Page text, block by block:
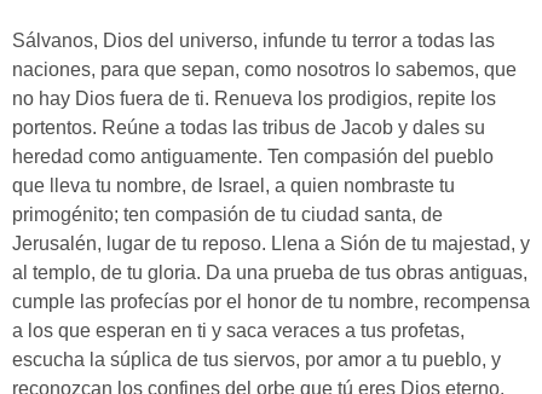
Sálvanos, Dios del universo, infunde tu terror a todas las
naciones, para que sepan, como nosotros lo sabemos, que
no hay Dios fuera de ti. Renueva los prodigios, repite los
portentos. Reúne a todas las tribus de Jacob y dales su
heredad como antiguamente. Ten compasión del pueblo
que lleva tu nombre, de Israel, a quien nombraste tu
primogénito; ten compasión de tu ciudad santa, de
Jerusalén, lugar de tu reposo. Llena a Sión de tu majestad, y
al templo, de tu gloria. Da una prueba de tus obras antiguas,
cumple las profecías por el honor de tu nombre, recompensa
a los que esperan en ti y saca veraces a tus profetas,
escucha la súplica de tus siervos, por amor a tu pueblo, y
reconozcan los confines del orbe que tú eres Dios eterno.